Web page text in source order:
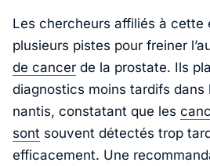
Les chercheurs affiliés à cette
plusieurs pistes pour freiner
de cancer de la prostate. Ils
diagnostics moins tardifs dans
nantis, constatant que les
sont souvent détectés trop
efficacement. Une